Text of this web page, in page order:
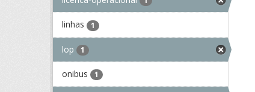
linhas 1
lop 1
onibus 1